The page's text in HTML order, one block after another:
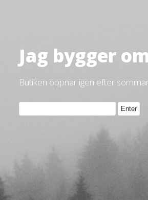
Jag bygger
Butiken öppnar igen efter